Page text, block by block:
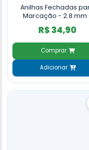
Anilhas Fechadas
Marcação - 2.8 mm
Azulão - Canário da
10 un. - Azul Escuro
R$ 34,90
Comprar
Adicionar